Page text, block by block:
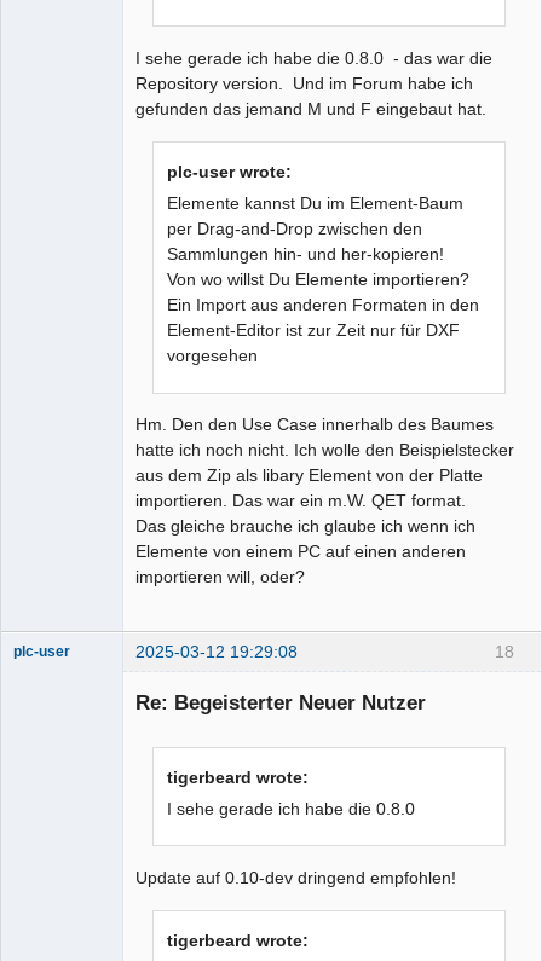
I sehe gerade ich habe die 0.8.0 - das war die
Repository version. Und im Forum habe ich
gefunden das jemand M und F eingebaut hat.
plc-user wrote:
Elemente kannst Du im Element-Baum
per Drag-and-Drop zwischen den
Sammlungen hin- und her-kopieren!
Von wo willst Du Elemente importieren?
Ein Import aus anderen Formaten in den
Element-Editor ist zur Zeit nur für DXF
vorgesehen
Hm. Den den Use Case innerhalb des Baumes
hatte ich noch nicht. Ich wolle den Beispielstecker
aus dem Zip als libary Element von der Platte
importieren. Das war ein m.W. QET format.
Das gleiche brauche ich glaube ich wenn ich
Elemente von einem PC auf einen anderen
importieren will, oder?
18
plc-user 2025-03-12 19:29:08
Re: Begeisterter Neuer Nutzer
tigerbeard wrote:
I sehe gerade ich habe die 0.8.0
Update auf 0.10-dev dringend empfohlen!
tigerbeard wrote: